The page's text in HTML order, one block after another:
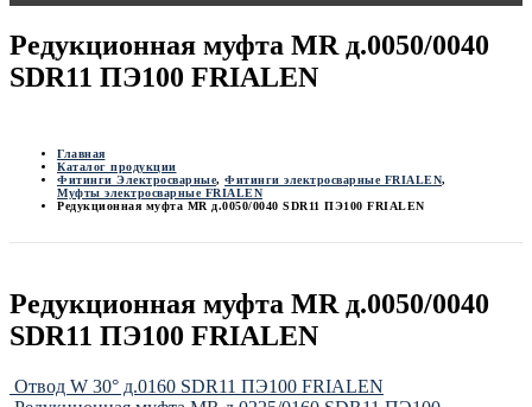
Редукционная муфта MR д.0050/0040
SDR11 ПЭ100 FRIALEN
Главная
Каталог продукции
Фитинги Электросварные, Фитинги электросварные FRIALEN,
Муфты электросварные FRIALEN
Редукционная муфта MR д.0050/0040 SDR11 ПЭ100 FRIALEN
Редукционная муфта MR д.0050/0040
SDR11 ПЭ100 FRIALEN
Отвод W 30° д.0160 SDR11 ПЭ100 FRIALEN